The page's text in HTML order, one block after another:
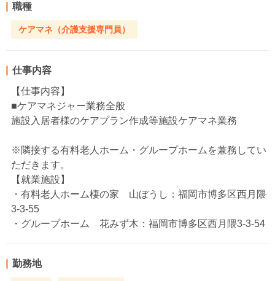
職種
ケアマネ（介護支援専門員）
仕事内容
【仕事内容】
■ケアマネジャー業務全般
施設入居者様のケアプラン作成等施設ケアマネ業務
※隣接する有料老人ホーム・グループホームを兼務してい
ただきます。
【就業施設】
・有料老人ホーム棲の家 山ぼうし：福岡市博多区西月隈
3-3-55
・グループホーム 花みず木：福岡市博多区西月隈3-3-54
勤務地